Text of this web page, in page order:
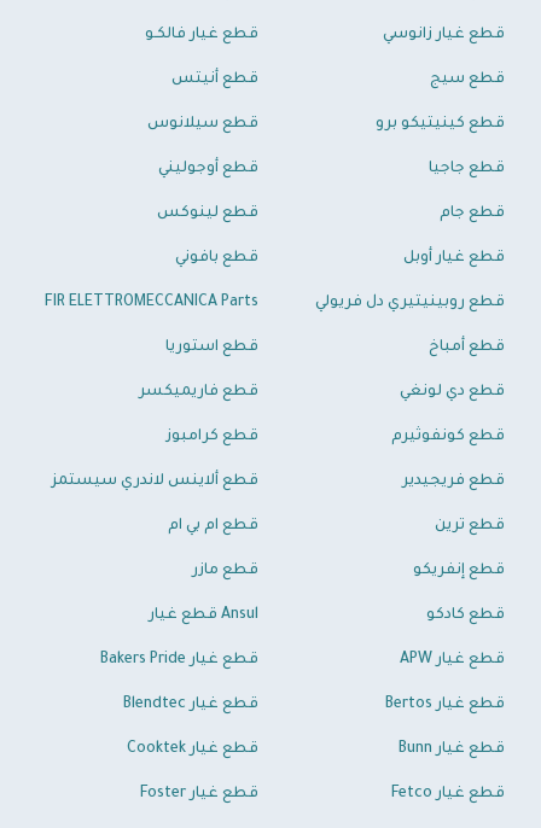
قطع غيار زانوسي قطع غيار فالكـو
قطع سيج قطع أنيتس
قطع كينيتيكو برو قطع سيلانوس
قطع جاجيا قطع أوجوليني
قطع جام قطع لينوكس
قطع غيار أوبل قطع بافوني
قطع روبينيتيري دل فريولي FIR ELETTROMECCANICA Parts
قطع أمباخ قطع استوريا
قطع دي لونغي قطع فاريميكسر
قطع كونفوثيرم قطع كرامبوز
قطع فريجيدير قطع ألاينس لاندري سيستمز
قطع ترين قطع ام بي ام
قطع إنفريكو قطع مازر
قطع كادكو Ansul قطع غيار
قطع غيار APW قطع غيار Bakers Pride
قطع غيار Bertos قطع غيار Blendtec
قطع غيار Bunn قطع غيار Cooktek
قطع غيار Fetco قطع غيار Foster